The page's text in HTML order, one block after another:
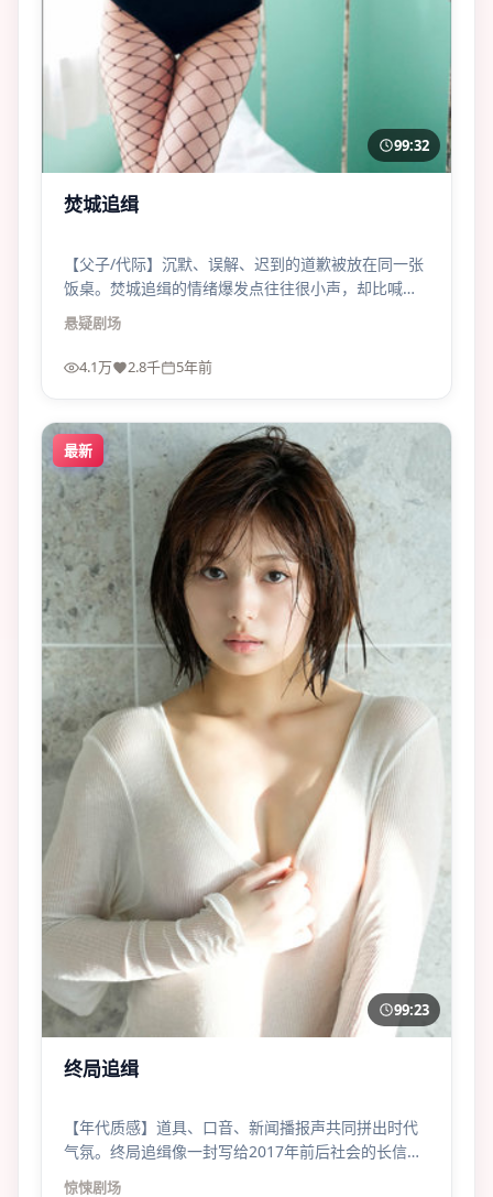
99:32
焚城追缉
【父子/代际】沉默、误解、迟到的道歉被放在同一张
饭桌。焚城追缉的情绪爆发点往往很小声，却比喊叫
更震。
悬疑剧场
4.1万 2.8千 5年前
最新
99:23
终局追缉
【年代质感】道具、口音、新闻播报声共同拼出时代
气氛。终局追缉像一封写给2017年前后社会的长信，
邮戳却是今天的。
惊悚剧场